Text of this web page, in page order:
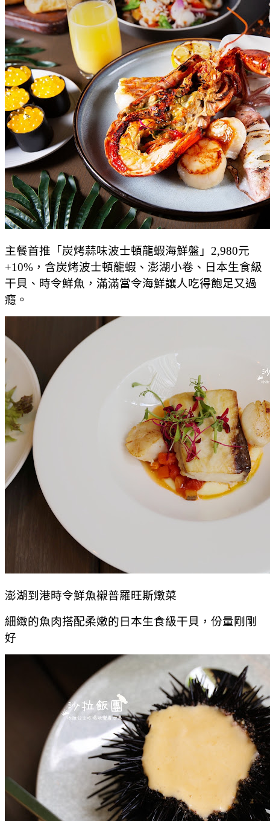
主餐首推「炭烤蒜味波士頓龍蝦海鮮盤」2,980元
+10%，含炭烤波士頓龍蝦、澎湖小卷、日本生食級
干貝、時令鮮魚，滿滿當令海鮮讓人吃得飽足又過
癮。
澎湖到港時令鮮魚襯普羅旺斯燉菜
細緻的魚肉搭配柔嫩的日本生食級干貝，份量剛剛
好